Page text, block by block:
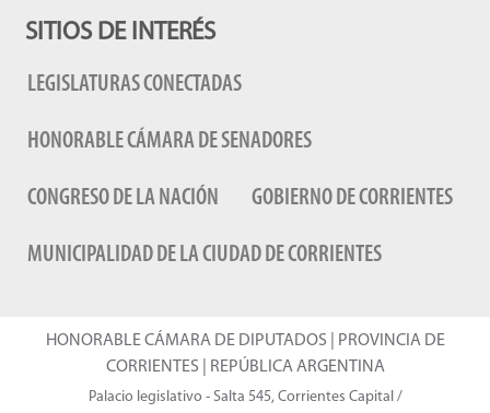
SITIOS DE INTERÉS
LEGISLATURAS CONECTADAS
HONORABLE CÁMARA DE SENADORES
CONGRESO DE LA NACIÓN GOBIERNO DE CORRIENTES
MUNICIPALIDAD DE LA CIUDAD DE CORRIENTES
HONORABLE CÁMARA DE DIPUTADOS | PROVINCIA DE
CORRIENTES | REPÚBLICA ARGENTINA
Palacio legislativo - Salta 545, Corrientes Capital /